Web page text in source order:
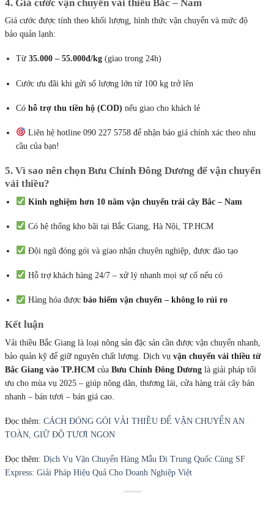
4. Giá cước vận chuyển vải thiều Bắc – Nam
Giá cước được tính theo khối lượng, hình thức vận chuyển và mức độ
bảo quản lạnh:
Từ35.000 – 55.000đ/kg (giao trong 24h)
Cước ưu đãi khi gửi số lượng lớn từ 100 kg trở lên
Cóhỗ trợ thu tiền hộ (COD) nếu giao cho khách lẻ
Liên hệ hotline 090 227 5758 để nhận báo giá chính xác theo nhu
cầu của bạn!
5. Vì sao nên chọn Bưu Chính Đông Dương để vận chuyển
vải thiều?
Kinh nghiệm hơn 10 năm vận chuyển trái cây Bắc – Nam
Có hệ thống kho bãi tại Bắc Giang, Hà Nội, TP.HCM
Đội ngũ đóng gói và giao nhận chuyên nghiệp, được đào tạo
Hỗ trợ khách hàng 24/7 – xử lý nhanh mọi sự cố nếu có
Hàng hóa đượcbảo hiểm vận chuyển – không lo rủi ro
Kết luận
Vải thiều Bắc Giang là loại nông sản đặc sản cần được vận chuyển nhanh,
bảo quản kỹ để giữ nguyên chất lượng. Dịch vụ vận chuyển vải thiều từ
Bắc Giang vào TP.HCM của Bưu Chính Đông Dương là giải pháp tối
ưu cho mùa vụ 2025 – giúp nông dân, thương lái, cửa hàng trái cây bán
nhanh – bán tươi – bán giá cao.
Đọc thêm: CÁCH ĐÓNG GÓI VẢI THIỀU ĐỂ VẬN CHUYỂN AN
TOÀN, GIỮ ĐỘ TƯƠI NGON
Đọc thêm: Dịch Vụ Vận Chuyển Hàng Mẫu Đi Trung Quốc Cùng SF
Express: Giải Pháp Hiệu Quả Cho Doanh Nghiệp Việt